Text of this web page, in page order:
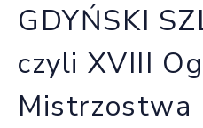
GDYŃSKI
czyli XVIII
Mistrzostwa